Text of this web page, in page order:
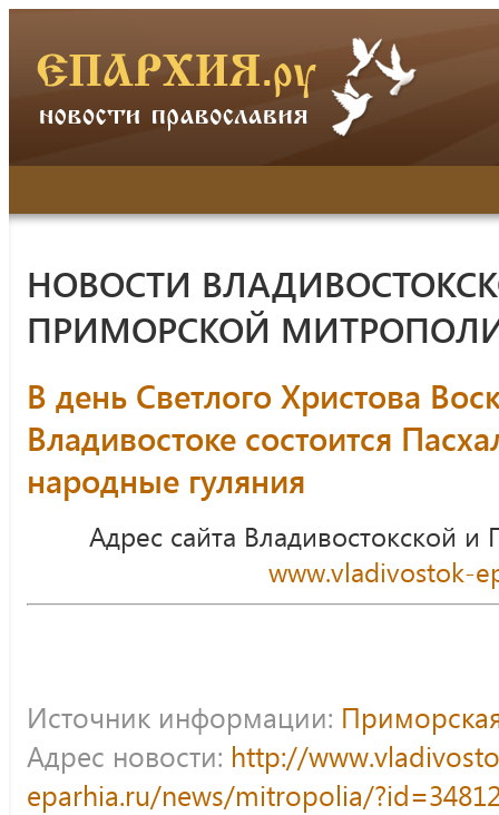
НОВОСТИ
ПРИМОРСКОЙ
В день Светлого Христова
Владивостоке состоится
народные гуляния
Адрес сайта Владивостокской
www.vladivostok-
Источник информации:
Адрес новости: http://
eparhia.ru/news/mitropolia/